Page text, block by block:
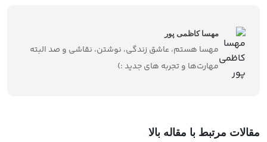
مهسا کاظمی پور
مهسا هستم، عاشق زندگی، نوشتن، نقاشی و صد البته
مهارت‌ها و تجربه های جدید :)
مقالات مرتبط با مقاله بالا